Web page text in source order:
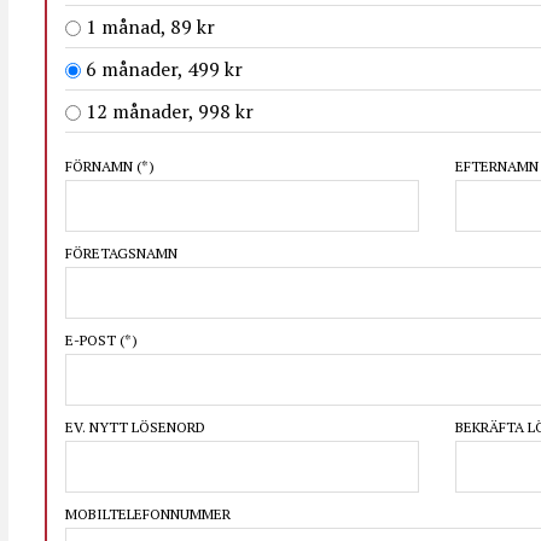
1 månad, 89 kr
6 månader, 499 kr
12 månader, 998 kr
FÖRNAMN (*) EFTERNAMN
FÖRETAGSNAMN
E-POST (*)
EV. NYTT LÖSENORD BEKRÄFTA
MOBILTELEFONNUMMER